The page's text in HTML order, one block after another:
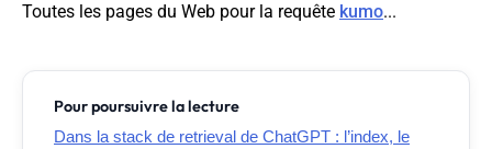
Toutes les pages du Web pour la requête kumo...
Pour poursuivre la lecture
Dans la stack de retrieval de ChatGPT : l’index, le